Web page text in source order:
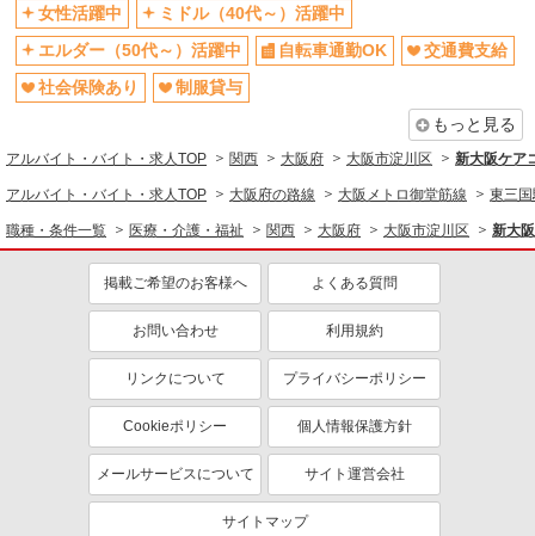
同じ職種から求人を探す
医療・介護・福祉
介護職・ヘルパー
ミドル（40代～）活躍中
交通費支給
社会保険あり
ボーナス・賞与あり
深夜
産休・育休取得実績あり
女性活躍中
ミドル（40代～）活躍中
エルダー（50代～）活躍中
自転車通勤OK
交通費支給
社会保険あり
制服貸与
もっと見る
アルバイト・バイト・求人TOP 関西 大阪府 大阪市淀川区 新大阪ケア
アルバイト・バイト・求人TOP 大阪府の路線 大阪メトロ御堂筋線 東三
職種・条件一覧 医療・介護・福祉 関西 大阪府 大阪市淀川区 新大
掲載ご希望のお客様へ よくある質問
お問い合わせ 利用規約
リンクについて プライバシーポリシー
Cookieポリシー 個人情報保護方針
メールサービスについて サイト運営会社
サイトマップ